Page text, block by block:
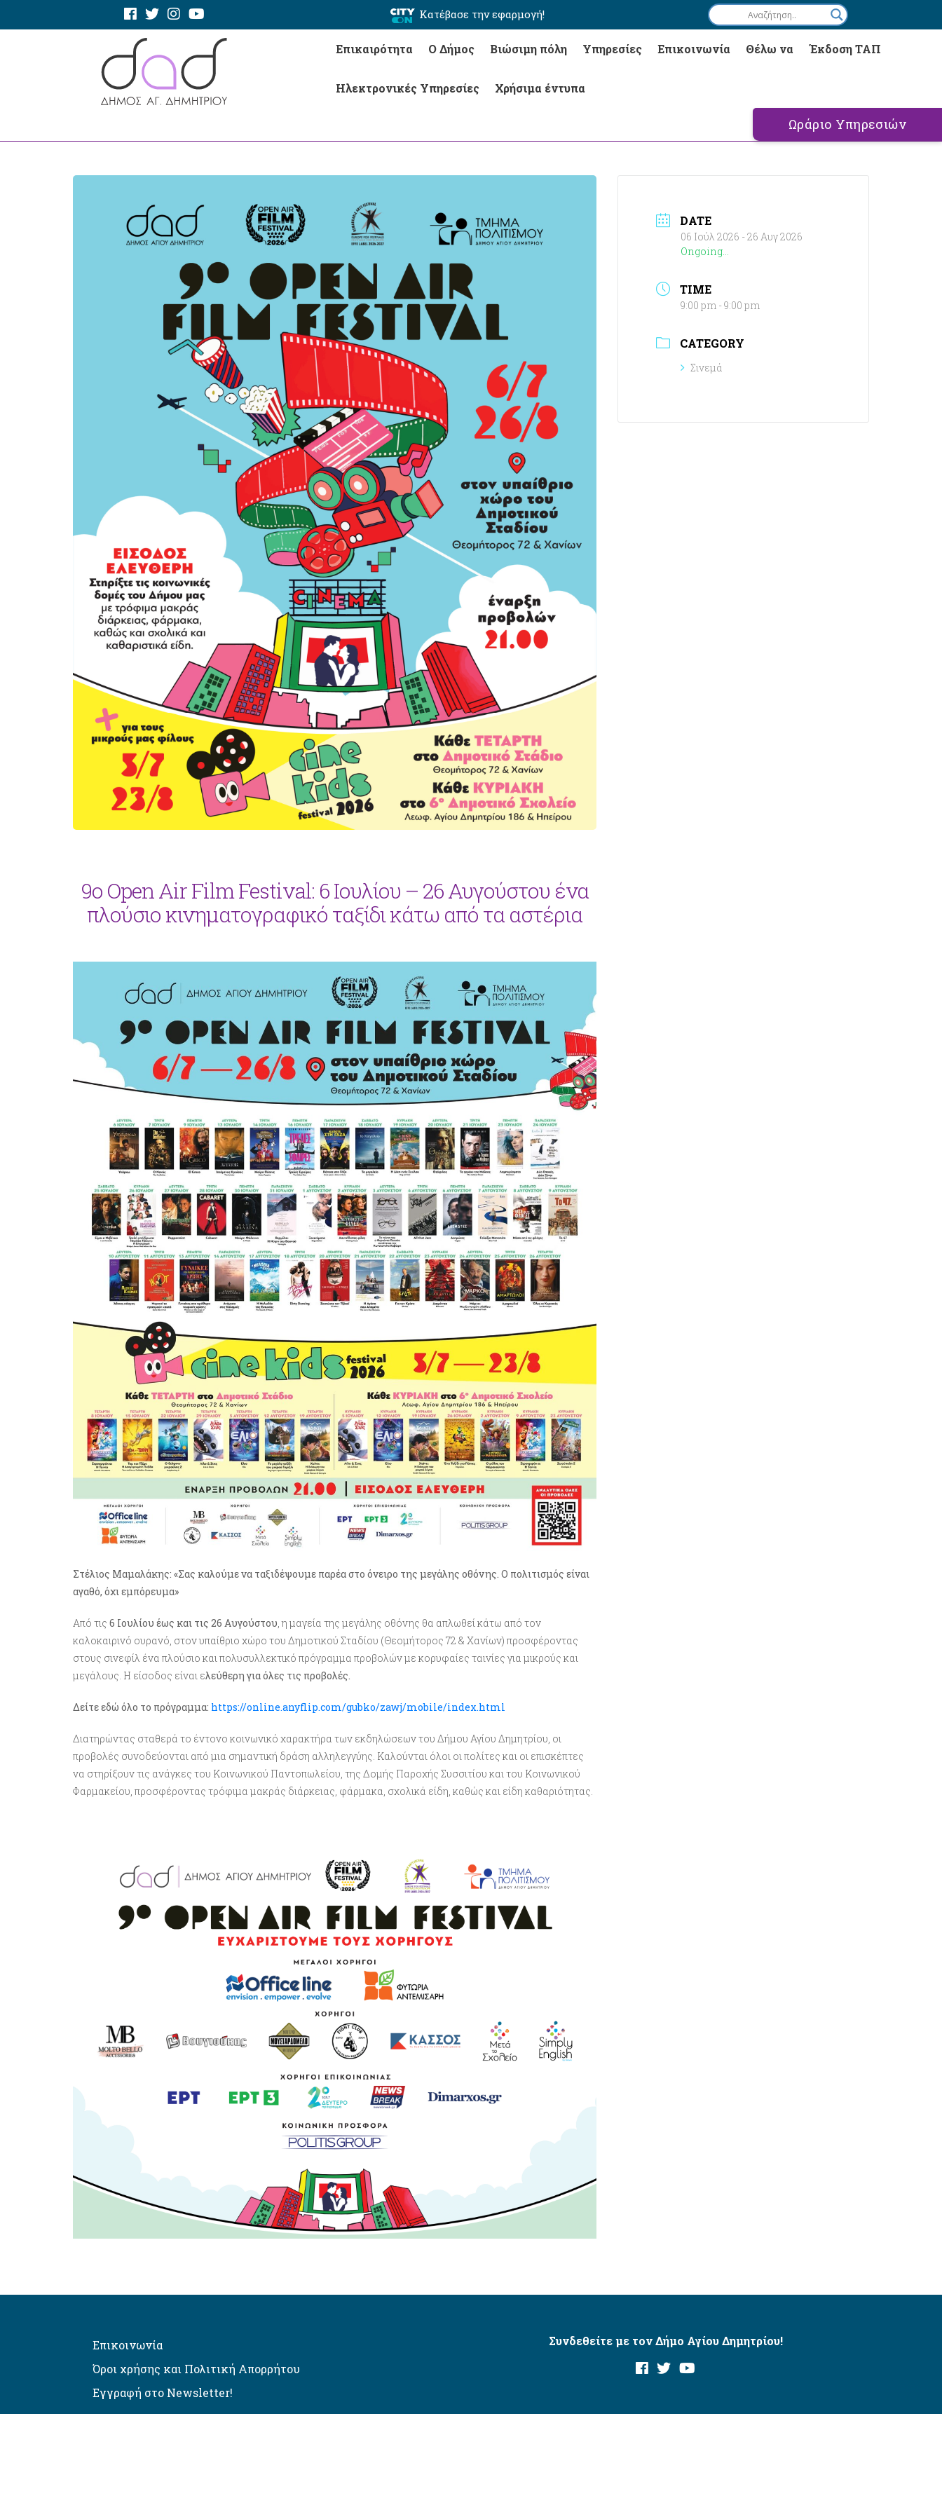
Κατέβασε την εφαρμογή!
Επικαιρότητα Ο Δήμος Βιώσιμη πόλη Υπηρεσίες Επικοινωνία Θέλω να Έκδοση ΤΑΠ
Ηλεκτρονικές Υπηρεσίες Χρήσιμα έντυπα
Ωράριο Υπηρεσιών
9ο Open Air Film Festival: 6 Ιουλίου – 26 Αυγούστου ένα
πλούσιο κινηματογραφικό ταξίδι κάτω από τα αστέρια
Στέλιος Μαμαλάκης: «Σας καλούμε να ταξιδέψουμε παρέα στο όνειρο της μεγάλης οθόνης. Ο πολιτισμός είναι
αγαθό, όχι εμπόρευμα»
Από τις 6 Ιουλίου έως και τις 26 Αυγούστου, η μαγεία της μεγάλης οθόνης θα απλωθεί κάτω από τον
καλοκαιρινό ουρανό, στον υπαίθριο χώρο του Δημοτικού Σταδίου (Θεομήτορος 72 & Χανίων) προσφέροντας
στους σινεφίλ ένα πλούσιο και πολυσυλλεκτικό πρόγραμμα προβολών με κορυφαίες ταινίες για μικρούς και
μεγάλους. Η είσοδος είναι ελεύθερη για όλες τις προβολές.
Δείτε εδώ όλο το πρόγραμμα: https://online.anyflip.com/gubko/zawj/mobile/index.html
Διατηρώντας σταθερά το έντονο κοινωνικό χαρακτήρα των εκδηλώσεων του Δήμου Αγίου Δημητρίου, οι
προβολές συνοδεύονται από μια σημαντική δράση αλληλεγγύης. Καλούνται όλοι οι πολίτες και οι επισκέπτες
να στηρίξουν τις ανάγκες του Κοινωνικού Παντοπωλείου, της Δομής Παροχής Συσσιτίου και του Κοινωνικού
Φαρμακείου, προσφέροντας τρόφιμα μακράς διάρκειας, φάρμακα, σχολικά είδη, καθώς και είδη καθαριότητας.
DATE
06 Ιούλ 2026 - 26 Αυγ 2026
Ongoing...
TIME
9:00 pm - 9:00 pm
CATEGORY
Σινεμά
Επικοινωνία
Όροι χρήσης και Πολιτική Απορρήτου
Εγγραφή στο Newsletter!
Συνδεθείτε με τον Δήμο Αγίου Δημητρίου!